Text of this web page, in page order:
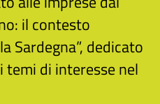
il contesto
Sardegna”, dedicato
temi di interesse nel